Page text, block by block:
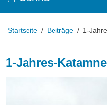
Startseite Beiträge 1-
1-Jahres-